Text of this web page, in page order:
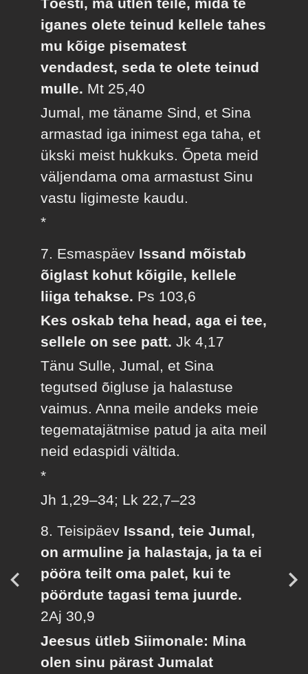
iganes olete teinud kellele tahes
mu kõige pisematest
vendadest, seda te olete teinud
mulle. Mt 25,40
Jumal, me täname Sind, et Sina
armastad iga inimest ega taha, et
ükski meist hukkuks. Õpeta meid
väljendama oma armastust Sinu
vastu ligimeste kaudu.
*
7. Esmaspäev Issand mõistab
õiglast kohut kõigile, kellele
liiga tehakse. Ps 103,6
Kes oskab teha head, aga ei tee,
sellele on see patt.Jk 4,17
Tänu Sulle, Jumal, et Sina
tegutsed õigluse ja halastuse
vaimus. Anna meile andeks meie
tegematajätmise patud ja aita meil
neid edaspidi vältida.
*
Jh 1,29–34; Lk 22,7–23
8. Teisipäev Issand, teie Jumal,
on armuline ja halastaja, ja ta ei
pööra teilt oma palet, kui te
pöördute tagasi tema juurde.
2Aj 30,9
Jeesus ütleb Siimonale: Mina
olen sinu pärast Jumalat